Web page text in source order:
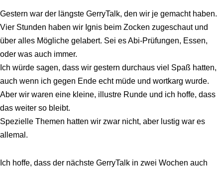
Gestern war der längste GerryTalk, den wir je gemacht haben.
Vier Stunden haben wir Ignis beim Zocken zugeschaut und
über alles Mögliche gelabert. Sei es Abi-Prüfungen, Essen,
oder was auch immer.
Ich würde sagen, dass wir gestern durchaus viel Spaß hatten,
auch wenn ich gegen Ende echt müde und wortkarg wurde.
Aber wir waren eine kleine, illustre Runde und ich hoffe, dass
das weiter so bleibt.
Spezielle Themen hatten wir zwar nicht, aber lustig war es
allemal.
Ich hoffe, dass der nächste GerryTalk in zwei Wochen auch